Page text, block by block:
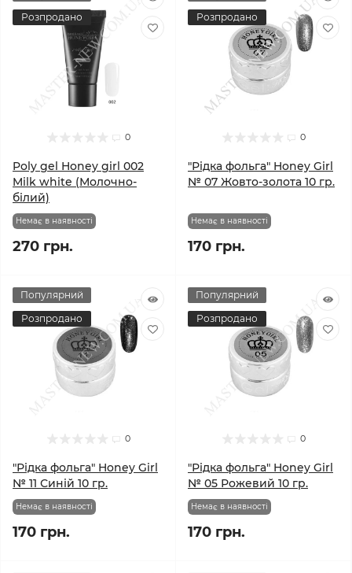
Розпродано
0
Poly gel Honey girl 002
Milk white (Молочно-
білий)
Немає в наявності
270 грн.
Розпродано
0
"Рідка фольга" Honey Girl
№ 07 Жовто-золота 10 гр.
Немає в наявності
170 грн.
Популярний
Розпродано
0
"Рідка фольга" Honey Girl
№ 11 Синій 10 гр.
Немає в наявності
170 грн.
Популярний
Розпродано
0
"Рідка фольга" Honey Girl
№ 05 Рожевий 10 гр.
Немає в наявності
170 грн.